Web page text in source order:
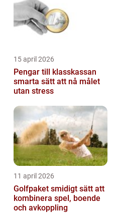
15 april 2026
Pengar till klasskassan
smarta sätt att nå målet
utan stress
11 april 2026
Golfpaket smidigt sätt att
kombinera spel, boende
och avkoppling